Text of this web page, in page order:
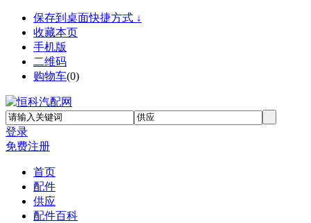
保存到桌面快捷方式 ↓
收藏本页
手机版
二维码
购物车(0)
登录
免费注册
首页
配件
供应
配件百科